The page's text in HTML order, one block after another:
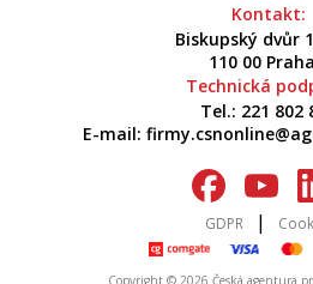
Kontakt:
Biskupský dvůr
110 00
Technická
Tel.: 221 802
E-mail:
GDPR |
Copyright © 2026 Česká agentura